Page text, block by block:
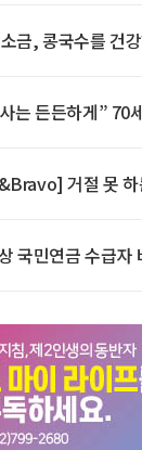
금, 콩국수를 건
는 든든하게” 70
거절 못 하
국민연금 수급자